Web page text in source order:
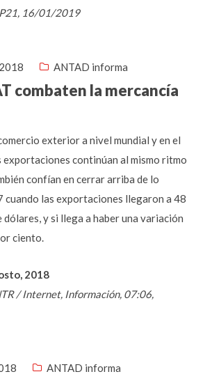
16/01/2019
ANTAD informa
combaten la mercancía
exterior a nivel mundial y en el
exportaciones continúan al mismo ritmo
confían en cerrar arriba de lo
cuando las exportaciones llegaron a 48
dólares, y si llega a haber una variación
ciento.
2018
/ Internet, Información, 07:06,
ANTAD informa